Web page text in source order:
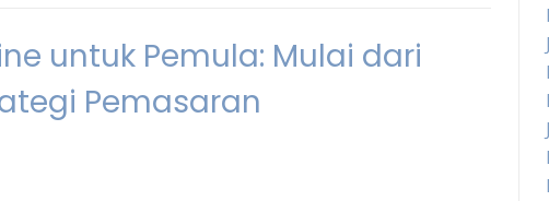
untuk Pemula: Mulai dari
Pemasaran